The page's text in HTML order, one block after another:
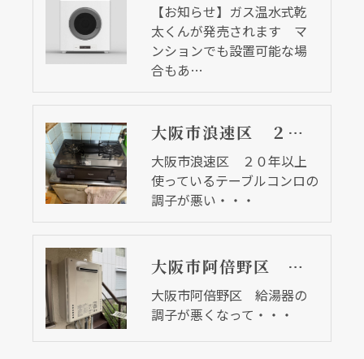
【お知らせ】ガス温水式乾
太くんが発売されます マ
ンションでも設置可能な場
合もあ…
大阪市浪速区 ２０年以上使っているテーブルコンロの調子が悪い・・・
大阪市浪速区 ２０年以上
使っているテーブルコンロの
調子が悪い・・・
大阪市阿倍野区 給湯器の調子が悪くなって・・・
大阪市阿倍野区 給湯器の
調子が悪くなって・・・